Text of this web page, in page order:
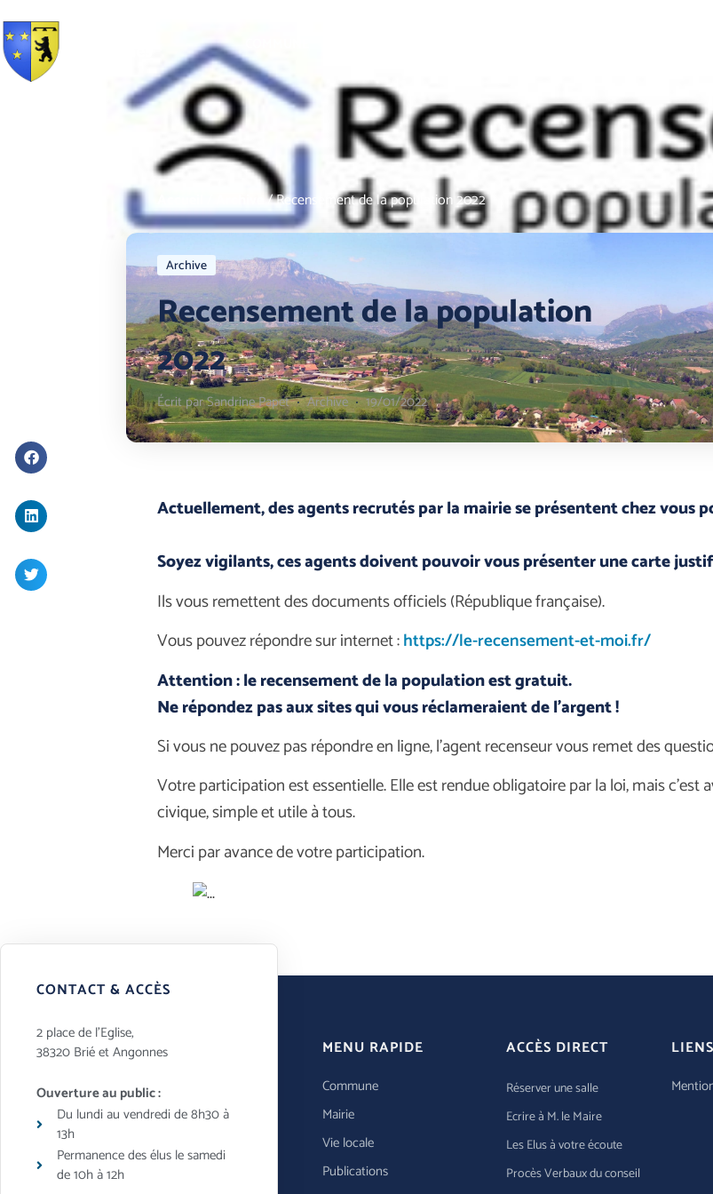
/Recensement de la population 2022
Archive
Recensement de la population
2022
Écrit parSandrine Papet Archive 19/01/2022
Actuellement, des agents recrutés par la mairie se présentent chez vous
Soyez vigilants, ces agents doivent pouvoir vous présenter une carte
Ils vous remettent des documents officiels (République française).
Vous pouvez répondre sur internet :https://le-recensement-et-moi.fr/
Attention : le recensement de la population est gratuit.
Ne répondez pas aux sites qui vous réclameraient de l’argent !
Si vous ne pouvez pas répondre en ligne, l’agent recenseur vous remet des
Votre participation est essentielle. Elle est rendue obligatoire par la loi, mais c’est
civique, simple et utile à tous.
Merci par avance de votre participation.
CONTACT & ACCÈS
2 place de l’Eglise,
38320 Brié et Angonnes
Ouverture au public :
Du lundi au vendredi de 8h30 à
13h
Permanence des élus le samedi
de 10h à 12h
MENU RAPIDE
Commune
Mairie
Vie locale
Publications
ACCÈS DIRECT
Réserver une salle
Ecrire à M. le Maire
Les Elus à votre écoute
Procès Verbaux du conseil